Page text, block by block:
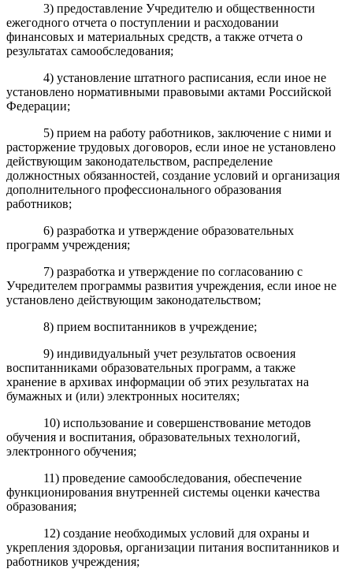
3) предоставление Учредителю и общественности
ежегодного отчета о поступлении и расходовании
финансовых и материальных средств, а также отчета о
результатах самообследования;
4) установление штатного расписания, если иное не
установлено нормативными правовыми актами Российской
Федерации;
5) прием на работу работников, заключение с ними и
расторжение трудовых договоров, если иное не установлено
действующим законодательством распределение
должностных обязанностей, создание условий и организация
дополнительного профессионального образования
работников;
6) разработка и утверждение образовательных
программ учреждения;
7) разработка и утверждение по согласованию с
Учредителем программы развития учреждения, если иное не
установлено действующим законодательством;
8) прием воспитанников в учреждение;
9) индивидуальный учет результатов освоения
воспитанниками образовательных программ, а также
хранение в архивах информации об этих результатах на
бумажных и (или) электронных носителях;
10) использование и совершенствование методов
обучения и воспитания, образовательных технологий,
электронного обучения;
11) проведение самообследования, обеспечение
функционирования внутренней системы оценки качества
образования;
12) создание необходимых условий для охраны и
укрепления здоровья, организации питания воспитанников и
работников учреждения;